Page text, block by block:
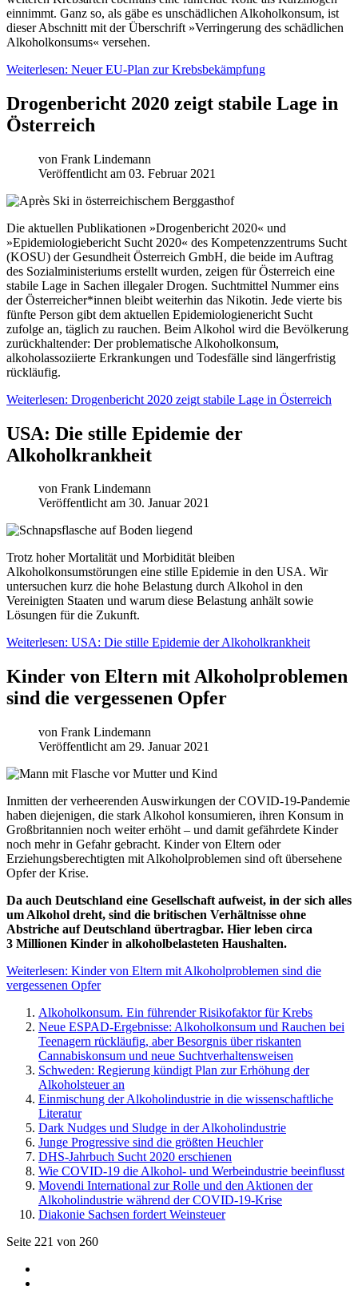
einnimmt. Ganz so, als gäbe es unschädlichen Alkoholkonsum, ist
dieser Abschnitt mit der Überschrift »Verringerung des schädlichen
Alkoholkonsums« versehen.
Weiterlesen: Neuer EU-Plan zur Krebsbekämpfung
Drogenbericht 2020 zeigt stabile Lage in
Österreich
von Frank Lindemann
Veröffentlicht am 03. Februar 2021
Die aktuellen Publikationen »Drogenbericht 2020« und
»Epidemiologiebericht Sucht 2020« des Kompetenzzentrums Sucht
(KOSU) der Gesundheit Österreich GmbH, die beide im Auftrag
des Sozialministeriums erstellt wurden, zeigen für Österreich eine
stabile Lage in Sachen illegaler Drogen. Suchtmittel Nummer eins
der Österreicher*innen bleibt weiterhin das Nikotin. Jede vierte bis
fünfte Person gibt dem aktuellen Epidemiologienericht Sucht
zufolge an, täglich zu rauchen. Beim Alkohol wird die Bevölkerung
zurückhaltender: Der problematische Alkoholkonsum,
alkoholassoziierte Erkrankungen und Todesfälle sind längerfristig
rückläufig.
Weiterlesen: Drogenbericht 2020 zeigt stabile Lage in Österreich
USA: Die stille Epidemie der
Alkoholkrankheit
von Frank Lindemann
Veröffentlicht am 30. Januar 2021
Trotz hoher Mortalität und Morbidität bleiben
Alkoholkonsumstörungen eine stille Epidemie in den USA. Wir
untersuchen kurz die hohe Belastung durch Alkohol in den
Vereinigten Staaten und warum diese Belastung anhält sowie
Lösungen für die Zukunft.
Weiterlesen: USA: Die stille Epidemie der Alkoholkrankheit
Kinder von Eltern mit Alkoholproblemen
sind die vergessenen Opfer
von Frank Lindemann
Veröffentlicht am 29. Januar 2021
Inmitten der verheerenden Auswirkungen der COVID-19-Pandemie
haben diejenigen, die stark Alkohol konsumieren, ihren Konsum in
Großbritannien noch weiter erhöht – und damit gefährdete Kinder
noch mehr in Gefahr gebracht. Kinder von Eltern oder
Erziehungsberechtigten mit Alkoholproblemen sind oft übersehene
Opfer der Krise.
Da auch Deutschland eine Gesellschaft aufweist, in der sich alles
um Alkohol dreht, sind die britischen Verhältnisse ohne
Abstriche auf Deutschland übertragbar. Hier leben circa
3 Millionen Kinder in alkoholbelasteten Haushalten.
Weiterlesen: Kinder von Eltern mit Alkoholproblemen sind die
vergessenen Opfer
Alkoholkonsum. Ein führender Risikofaktor für Krebs
Neue ESPAD-Ergebnisse: Alkoholkonsum und Rauchen bei
Teenagern rückläufig, aber Besorgnis über riskanten
Cannabiskonsum und neue Suchtverhaltensweisen
Schweden: Regierung kündigt Plan zur Erhöhung der
Alkoholsteuer an
Einmischung der Alkoholindustrie in die wissenschaftliche
Literatur
Dark Nudges und Sludge in der Alkoholindustrie
Junge Progressive sind die größten Heuchler
DHS-Jahrbuch Sucht 2020 erschienen
Wie COVID-19 die Alkohol- und Werbeindustrie beeinflusst
Movendi International zur Rolle und den Aktionen der
Alkoholindustrie während der COVID-19-Krise
Diakonie Sachsen fordert Weinsteuer
Seite 221 von 260